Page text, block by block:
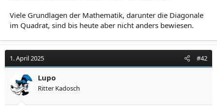
Viele Grundlagen der Mathematik, darunter die Diagonale
im Quadrat, sind bis heute aber nicht anders bewiesen.
1. April 2025 #42
Lupo
Ritter Kadosch